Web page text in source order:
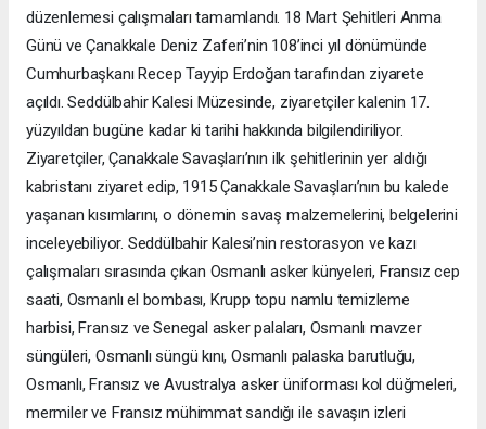
düzenlemesi çalışmaları tamamlandı. 18 Mart Şehitleri Anma
Günü ve Çanakkale Deniz Zaferi’nin 108’inci yıl dönümünde
Cumhurbaşkanı Recep Tayyip Erdoğan tarafından ziyarete
açıldı. Seddülbahir Kalesi Müzesinde, ziyaretçiler kalenin 17.
yüzyıldan bugüne kadar ki tarihi hakkında bilgilendiriliyor.
Ziyaretçiler, Çanakkale Savaşları’nın ilk şehitlerinin yer aldığı
kabristanı ziyaret edip, 1915 Çanakkale Savaşları’nın bu kalede
yaşanan kısımlarını, o dönemin savaş malzemelerini, belgelerini
inceleyebiliyor. Seddülbahir Kalesi’nin restorasyon ve kazı
çalışmaları sırasında çıkan Osmanlı asker künyeleri, Fransız cep
saati, Osmanlı el bombası, Krupp topu namlu temizleme
harbisi, Fransız ve Senegal asker palaları, Osmanlı mavzer
süngüleri, Osmanlı süngü kını, Osmanlı palaska barutluğu,
Osmanlı, Fransız ve Avustralya asker üniforması kol düğmeleri,
mermiler ve Fransız mühimmat sandığı ile savaşın izleri